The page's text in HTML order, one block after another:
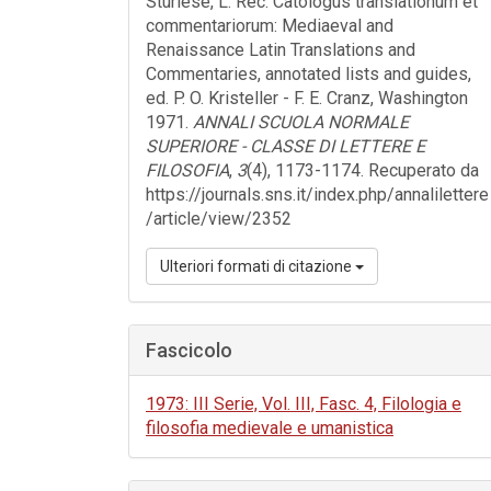
commentariorum: Mediaeval and
Renaissance Latin Translations and
Commentaries, annotated lists and guides,
ed. P. O. Kristeller - F. E. Cranz, Washington
1971. ANNALI SCUOLA NORMALE
SUPERIORE - CLASSE DI LETTERE E
FILOSOFIA, 3(4), 1173-1174. Recuperato da
https://journals.sns.it/index.php/annalilettere
/article/view/2352
Ulteriori formati di citazione
Fascicolo
1973: III Serie, Vol. III, Fasc. 4, Filologia e
filosofia medievale e umanistica